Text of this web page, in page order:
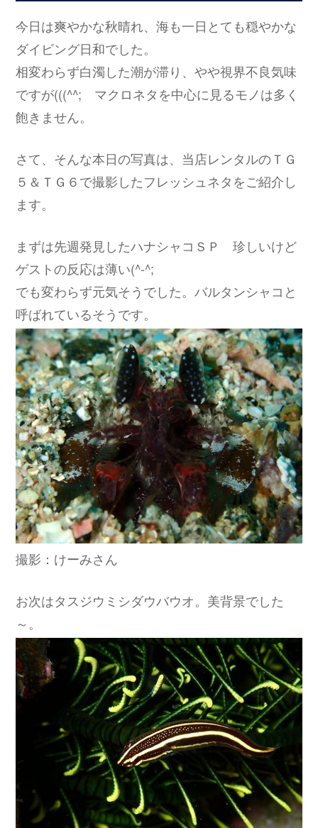
今日は爽やかな秋晴れ、海も一日とても穏やかな
ダイビング日和でした。
相変わらず白濁した潮が滞り、やや視界不良気味
ですが(((^^; マクロネタを中心に見るモノは多く
飽きません。
さて、そんな本日の写真は、当店レンタルのＴＧ
５＆ＴＧ６で撮影したフレッシュネタをご紹介し
ます。
まずは先週発見したハナシャコＳＰ 珍しいけど
ゲストの反応は薄い(^-^;
でも変わらず元気そうでした。バルタンシャコと
呼ばれているそうです。
撮影：けーみさん
お次はタスジウミシダウバウオ。美背景でした
～。